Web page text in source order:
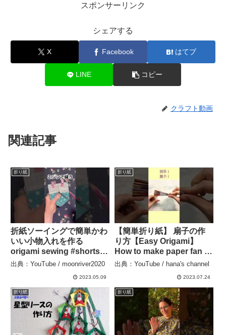
スポンサーリンク
シェアする
X Facebook はてブ
LINE コピー
クラフト動画
関連記事
折り紙
折紙ソーイングで簡単かわ
いい小物入れを作る
origami sewing #shorts
@moonriver2020 –
出典：YouTube / moonriver2020
2023.05.09
折り紙
【簡単折り紙】 扇子の作
り方【Easy Origami】
How to make paper fan 종
이접기 설날 부채 折纸 う
花 元旦 南天 松 竹 梅
#shorts – hana’s channel
出典：YouTube / hana's channel
2023.07.24
折り紙 折り紙